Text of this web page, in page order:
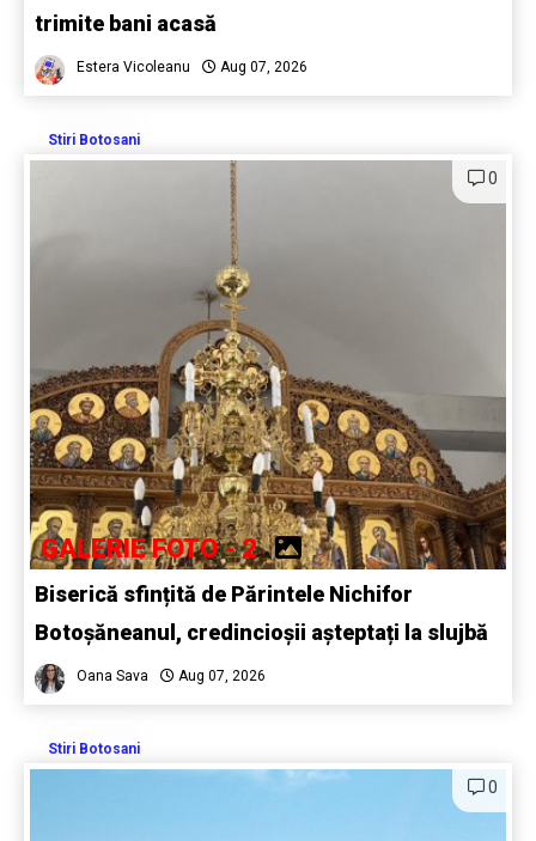
trimite bani acasă
Estera Vicoleanu Aug 07, 2026
Stiri Botosani
0
GALERIE FOTO - 2
Biserică sfințită de Părintele Nichifor
Botoșăneanul, credincioșii așteptați la slujbă
Oana Sava Aug 07, 2026
Stiri Botosani
0